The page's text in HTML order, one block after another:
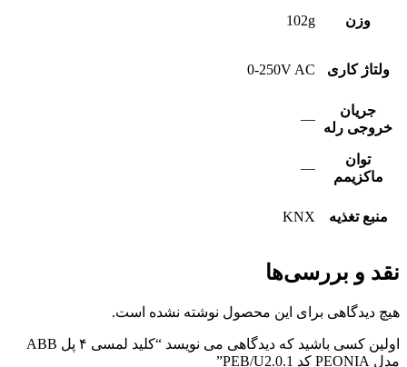
وزن 102g
ولتاژ کاری 0-250V AC
جریان
خروجی رله
—
توان
ماکزیمم
—
منبع تغذیه KNX
نقد و بررسی‌ها
هیچ دیدگاهی برای این محصول نوشته نشده است.
اولین کسی باشید که دیدگاهی می نویسد “کلید لمسی ۴ پل ABB
مدل PEONIA کد PEB/U2.0.1”